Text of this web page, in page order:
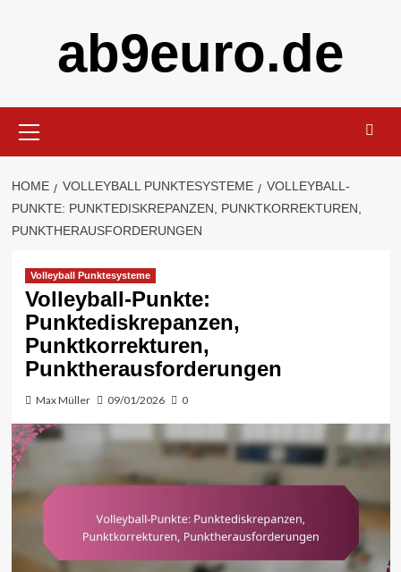
ab9euro.de
Menu
HOME VOLLEYBALL PUNKTESYSTEME
VOLLEYBALL-
PUNKTE: PUNKTEDISKREPANZEN, PUNKTKORREKTUREN,
PUNKTHERAUSFORDERUNGEN
Volleyball Punktesysteme
Volleyball-Punkte:
Punktediskrepanzen,
Punktkorrekturen,
Punktherausforderungen
Max Müller 09/01/2026 0